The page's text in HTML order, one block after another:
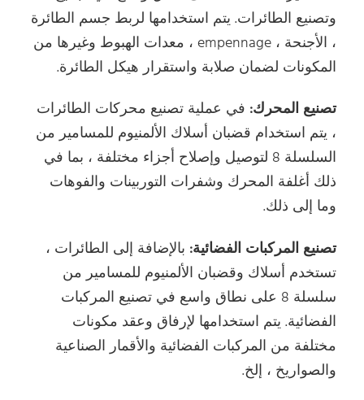
وتصنيع الطائرات. يتم استخدامها لربط جسم الطائرة
، الأجنحة ، empennage ، معدات الهبوط وغيرها من
المكونات لضمان صلابة واستقرار هيكل الطائرة.
تصنيع المحرك: في عملية تصنيع محركات الطائرات
، يتم استخدام قضبان أسلاك الألمنيوم للمسامير من
السلسلة 8 لتوصيل وإصلاح أجزاء مختلفة ، بما في
ذلك أغلفة المحرك وشفرات التوربينات والفوهات
وما إلى ذلك.
تصنيع المركبات الفضائية: بالإضافة إلى الطائرات ،
تستخدم أسلاك وقضبان الألمنيوم للمسامير من
سلسلة 8 على نطاق واسع في تصنيع المركبات
الفضائية. يتم استخدامها لإرفاق وعقد مكونات
مختلفة من المركبات الفضائية والأقمار الصناعية
والصواريخ ، إلخ.